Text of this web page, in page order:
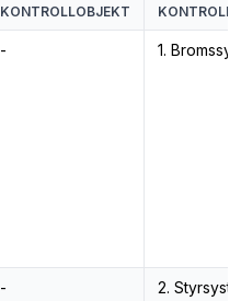
KONTROLLOBJEKT
- 1.
- 2.